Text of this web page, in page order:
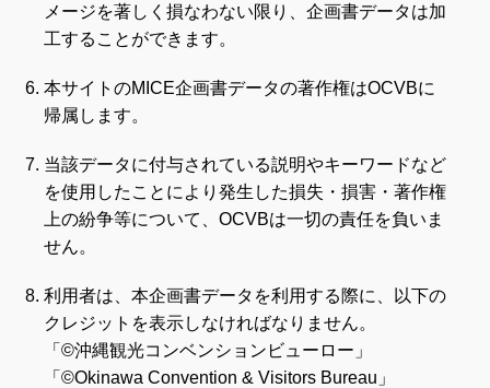
メージを著しく損なわない限り、企画書データは加
工することができます。
本サイトのMICE企画書データの著作権はOCVBに
帰属します。
当該データに付与されている説明やキーワードなど
を使用したことにより発生した損失・損害・著作権
上の紛争等について、OCVBは一切の責任を負いま
せん。
利用者は、本企画書データを利用する際に、以下の
クレジットを表示しなければなりません。
「©沖縄観光コンベンションビューロー」
「©Okinawa Convention & Visitors Bureau」